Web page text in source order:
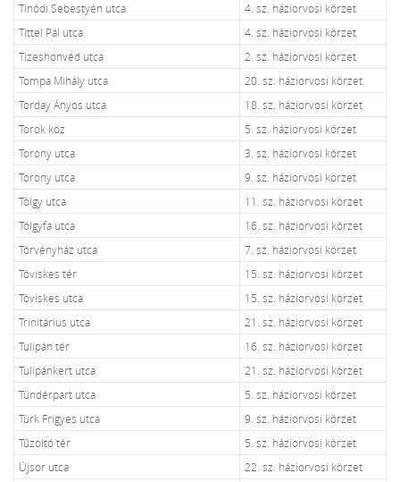
Tinódi Sebestyén utca
4. sz. háziorvosi körzet
Tittel Pál utca
4. sz. háziorvosi körzet
Tizeshonvéd utca
2. sz. háziorvosi körzet
Tompa Mihály utca
20. sz. háziorvosi körzet
Torday Ányos utca
18. sz. háziorvosi körzet
Torok köz
5. sz. háziorvosi körzet
Torony utca
3. sz. háziorvosi körzet
Torony utca
9. sz. háziorvosi körzet
Tölgy utca
11. sz. háziorvosi körzet
Tölgyfa utca
16. sz. háziorvosi körzet
Törvényház utca
7. sz. háziorvosi körzet
Töviskes tér
15. sz. háziorvosi körzet
Töviskes utca
15. sz. háziorvosi körzet
Trinitárius utca
21. sz. háziorvosi körzet
Tulipán tér
16. sz. háziorvosi körzet
Tulipánkert utca
21. sz. háziorvosi körzet
Tündérpart utca
5. sz. háziorvosi körzet
Türk Frigyes utca
9. sz. háziorvosi körzet
Tűzoltó tér
5. sz. háziorvosi körzet
Újsor utca
22. sz. háziorvosi körzet